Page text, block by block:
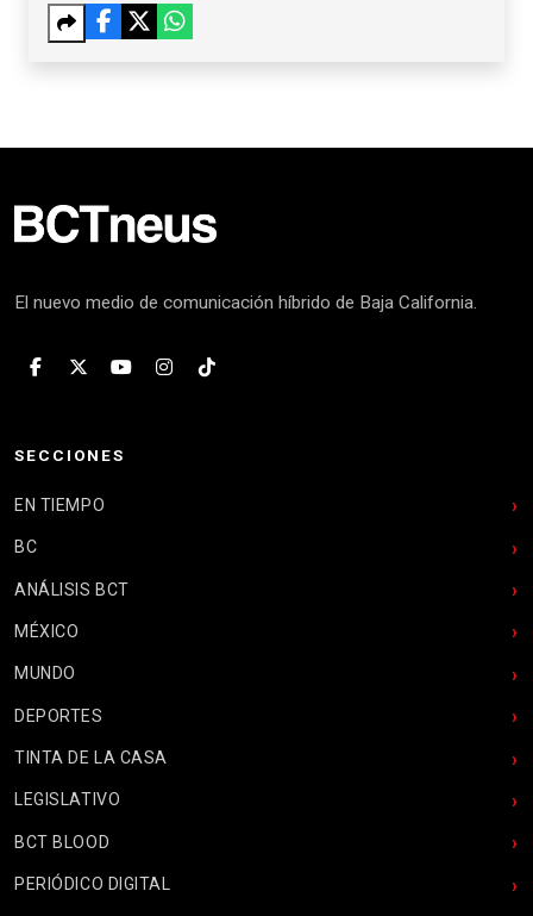
El nuevo medio de comunicación híbrido de Baja California.
SECCIONES
EN TIEMPO
BC
ANÁLISIS BCT
MÉXICO
MUNDO
DEPORTES
TINTA DE LA CASA
LEGISLATIVO
BCT BLOOD
PERIÓDICO DIGITAL